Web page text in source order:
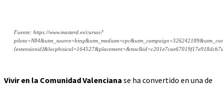
Fuente: https://www.masterd.es/cursos?
Vivir en la Comunidad Valenciana se ha convertido en una de